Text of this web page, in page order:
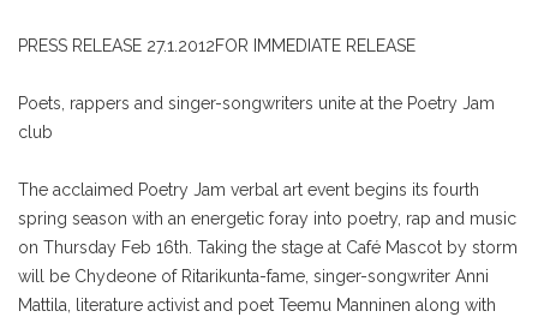
PRESS RELEASE 27.1.2012FOR IMMEDIATE RELEASE
Poets, rappers and singer-songwriters unite at the Poetry Jam
club
The acclaimed Poetry Jam verbal art event begins its fourth
spring season with an energetic foray into poetry, rap and music
on Thursday Feb 16th. Taking the stage at Café Mascot by storm
will be Chydeone of Ritarikunta-fame, singer-songwriter Anni
Mattila, literature activist and poet Teemu Manninen along with